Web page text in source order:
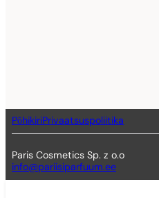
PõhikiriPrivaatsuspoliitika
Paris Cosmetics Sp. z o.o
info@pariisiparfuum.ee